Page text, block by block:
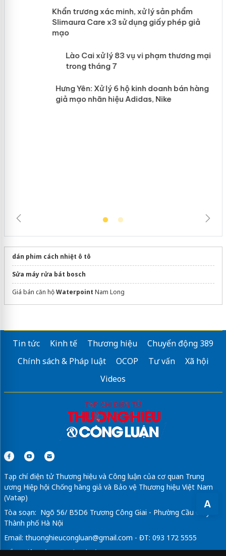
A
Khẩn trương xác minh, xử lý sản phẩm
Slimaura Care x3 sử dụng giấy phép giả
mạo
Lào Cai xử lý 83 vụ vi phạm thương
mại trong tháng 7
dán phim cách nhiệt ô tô
Sửa máy rửa bát bosch
Giá bán căn hộWaterpoint Nam Long
Tin tức Kinh tế Thương hiệu
Chuyển động 389
Chính sách & Pháp luật
OCOP Tư vấn
Xã hội
Videos
Tạp chí điện tử Thương hiệu và Công luận của cơ quan Trung
ương Hiệp hội Chống hàng giả và Bảo vệ Thương hiệu Việt Nam
(Vatap)
Tòa soạn: Ngõ 56/ B5D6 Trương Công Giai - Phường Cầu Giấy -
Thành phố Hà Nội
Email: thuonghieucongluan@gmail.com - ĐT: 093 172 5555
Tổng Biên Tập: Vũ Đức Thuận